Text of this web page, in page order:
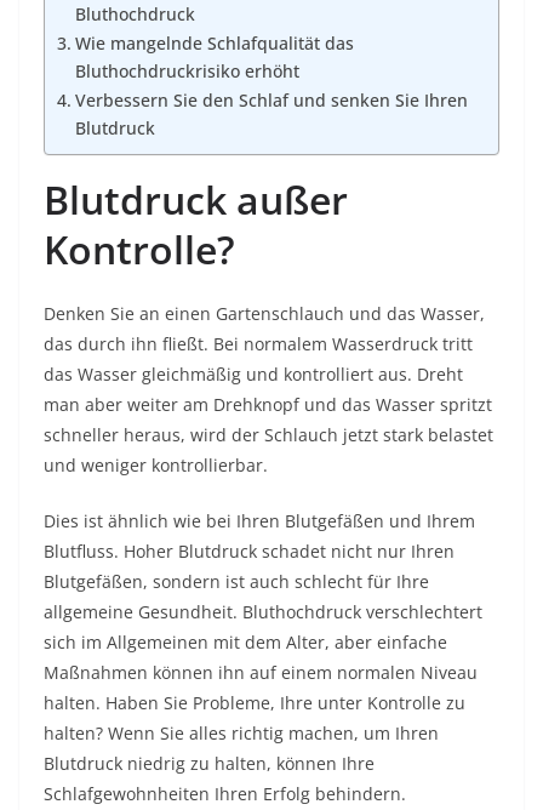
Bluthochdruck
Wie mangelnde Schlafqualität das
Bluthochdruckrisiko erhöht
Verbessern Sie den Schlaf und senken Sie Ihren
Blutdruck
Blutdruck außer
Kontrolle?
Denken Sie an einen Gartenschlauch und das Wasser,
das durch ihn fließt. Bei normalem Wasserdruck tritt
das Wasser gleichmäßig und kontrolliert aus. Dreht
man aber weiter am Drehknopf und das Wasser spritzt
schneller heraus, wird der Schlauch jetzt stark belastet
und weniger kontrollierbar.
Dies ist ähnlich wie bei Ihren Blutgefäßen und Ihrem
Blutfluss. Hoher Blutdruck schadet nicht nur Ihren
Blutgefäßen, sondern ist auch schlecht für Ihre
allgemeine Gesundheit. Bluthochdruck verschlechtert
sich im Allgemeinen mit dem Alter, aber einfache
Maßnahmen können ihn auf einem normalen Niveau
halten. Haben Sie Probleme, Ihre unter Kontrolle zu
halten? Wenn Sie alles richtig machen, um Ihren
Blutdruck niedrig zu halten, können Ihre
Schlafgewohnheiten Ihren Erfolg behindern.